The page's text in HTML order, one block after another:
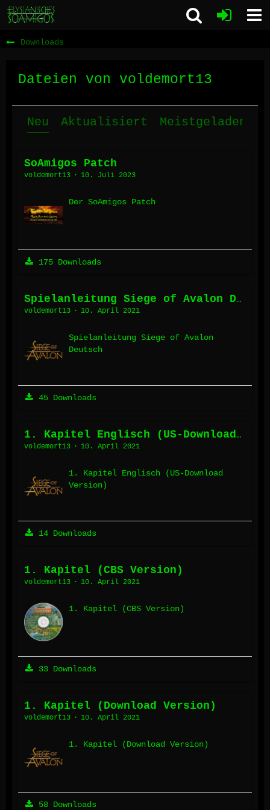
Downloads
Dateien von voldemort13
Neu Aktualisiert Meistgeladen
SoAmigos Patch
voldemort13 10. Juli 2023
Der SoAmigos Patch
175 Downloads
Spielanleitung Siege of Avalon Deutsch
voldemort13 10. April 2021
Spielanleitung Siege of Avalon
Deutsch
45 Downloads
1. Kapitel Englisch (US-Download Version)
voldemort13 10. April 2021
1. Kapitel Englisch (US-Download
Version)
14 Downloads
1. Kapitel (CBS Version)
voldemort13 10. April 2021
1. Kapitel (CBS Version)
33 Downloads
1. Kapitel (Download Version)
voldemort13 10. April 2021
1. Kapitel (Download Version)
58 Downloads